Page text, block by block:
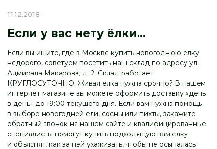
11.12.2018
Если у вас нету ёлки...
Если вы ищите, где в Москве купить новогоднюю елку
недорого, советуем посетить наш склад по адресу ул.
Адмирала Макарова, д. 2. Склад работает
КРУГЛОСУТОЧНО. Живая елка нужна срочно? В нашем
интернет магазине вы можете оформить доставку «день
в день» до 19:00 текущего дня. Если вам нужна помощь
в выборе новогодней ели, сосны или пихты, закажите
обратный звонок на нашем сайте и квалифицированные
специалисты помогут купить подходящую вам елку
и объяснят, как за ней ухаживать, чтобы не осыпалась